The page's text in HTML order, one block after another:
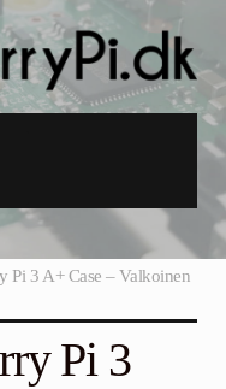
Pi 3 A+ Case – Valkoinen
Pi 3